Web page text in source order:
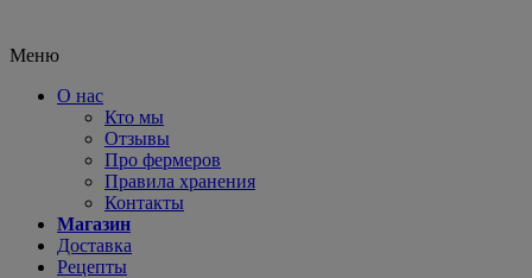
Меню
О нас
Кто мы
Отзывы
Про фермеров
Правила хранения
Контакты
Магазин
Доставка
Рецепты